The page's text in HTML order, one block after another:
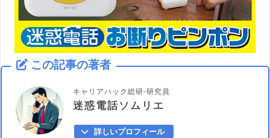
この記事の著者
キャリアハック総研-研究員
迷惑電話ソムリエ
詳しいプロフィール